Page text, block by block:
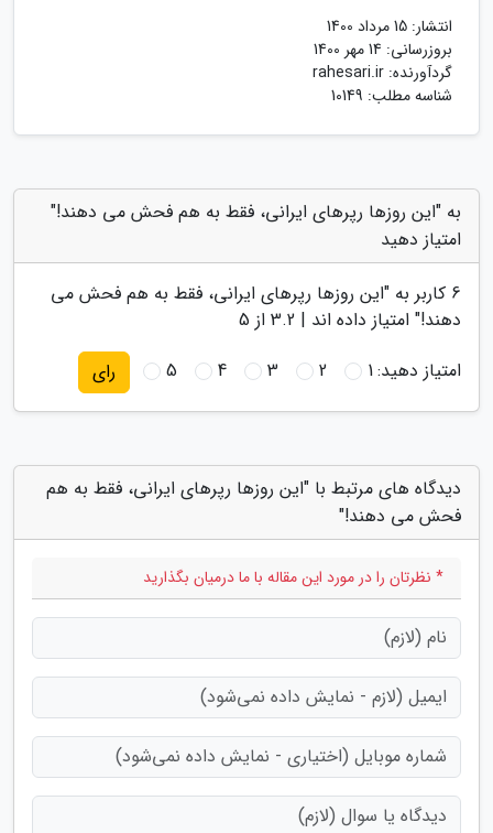
انتشار: 15 مرداد 1400
بروزرسانی: 14 مهر 1400
گردآورنده: rahesari.ir
شناسه مطلب: 10149
به "این روزها رپرهای ایرانی، فقط به هم فحش می دهند!"
امتیاز دهید
6 کاربر به "این روزها رپرهای ایرانی، فقط به هم فحش می
دهند!" امتیاز داده اند | 3.2 از 5
امتیاز دهید:1
2
3
4
5 رای
دیدگاه های مرتبط با "این روزها رپرهای ایرانی، فقط به هم
فحش می دهند!"
* نظرتان را در مورد این مقاله با ما درمیان بگذارید